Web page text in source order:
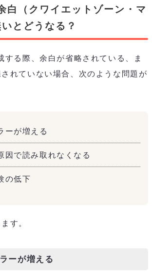
白（クワイエットゾーン・マ
とどうなる？
する際、余白が省略されている、ま
れていない場合、次のような問題が
ーが増える
因で読み取れなくなる
の低下
す。
ーが増える